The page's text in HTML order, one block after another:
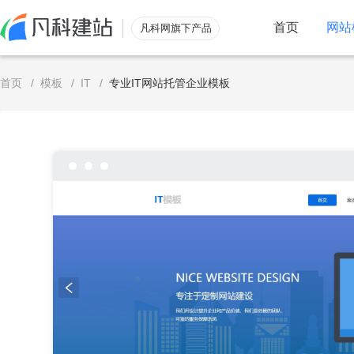
凡科网旗下产品 首页 网
首页 / 模板 / IT / 专业IT网站托管企业模板
服